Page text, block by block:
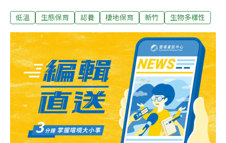
石，有志工說，「過年家家戶戶除舊布新，當然也要為青
年颱風大雨，部分石頭遭沖垮，長期「護蛙」的荒野保護
協會新竹分會15日動員30名志工用人力搬石頭砌石、除
草，誓言要恢復棲地原狀，連女志工也來當「大力士」搬
大石頭，不過天雨路滑，有志工不慎滑倒，卻又立刻爬起
說「不礙事，就算冷，也要熱血護蛙」。理事長劉月梅
說，大山背是青蛙棲地，因蛙喜歡躲在石頭縫隙，而且裡
頭藏有不少生態，為了護蛙，2016年才號召志工沿著山溝
旁堆砌石頭，營造「尚天然」的生態環境，但部分石頭被
颱風所帶來的大雨給沖垮，只好利用年前趕緊為蛙恢復原
低溫 生態保育 認養 棲地保育 新竹 生物多樣性